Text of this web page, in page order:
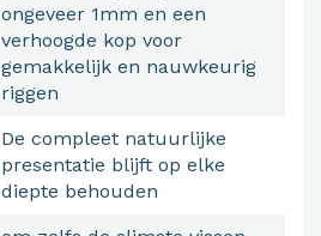
ongeveer 1mm en een
verhoogde kop voor
gemakkelijk en nauwkeurig
riggen
De compleet natuurlijke
presentatie blijft op elke
diepte behouden